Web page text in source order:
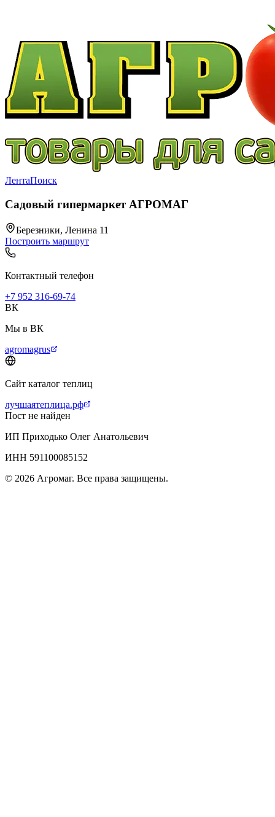
ЛентаПоиск
Садовый гипермаркет АГРОМАГ
Березники, Ленина 11
Построить маршрут
Контактный телефон
+7 952 316-69-74
ВК
Мы в ВК
agromagrus
Сайт каталог теплиц
лучшаятеплица.рф
Пост не найден
ИП Приходько Олег Анатольевич
ИНН 591100085152
© 2026 Агромаг. Все права защищены.